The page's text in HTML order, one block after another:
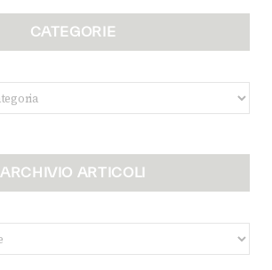
CATEGORIE
ARCHIVIO ARTICOLI